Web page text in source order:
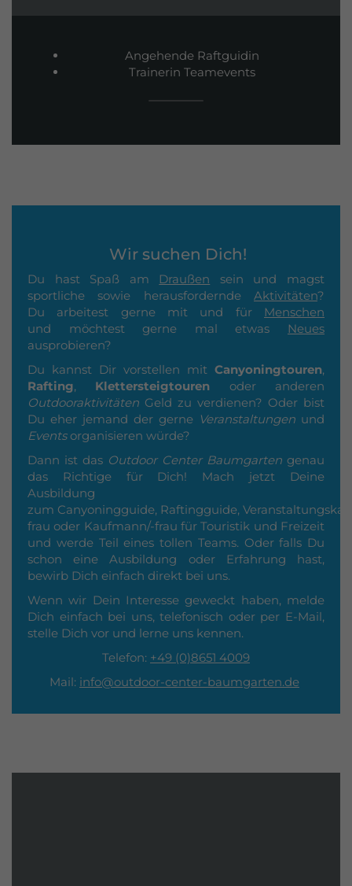
Angehende Raftguidin
Trainerin Teamevents
Wir suchen Dich!
Du hast Spaß am Draußen sein und magst
sportliche sowie herausfordernde Aktivitäten?
Du arbeitest gerne mit und für Menschen
und möchtest gerne mal etwas Neues
ausprobieren?
Du kannst Dir vorstellen mit Canyoningtouren,
Rafting, Klettersteigtouren oder anderen
Outdooraktivitäten Geld zu verdienen? Oder bist
Du eher jemand der gerne Veranstaltungen und
Events organisieren würde?
Dann ist das Outdoor Center Baumgarten genau
das Richtige für Dich! Mach jetzt Deine
Ausbildung
zum Canyoningguide, Raftingguide,
frau oder Kaufmann/-frau für Touristik und Freizeit
und werde Teil eines tollen Teams. Oder falls Du
schon eine Ausbildung oder Erfahrung hast,
bewirb Dich einfach direkt bei uns.
Wenn wir Dein Interesse geweckt haben, melde
Dich einfach bei uns, telefonisch oder per E-Mail,
stelle Dich vor und lerne uns kennen.
Telefon: +49 (0)8651 4009
Mail: info@outdoor-center-baumgarten.de